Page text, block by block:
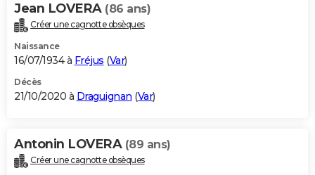
Jean LOVERA (86 ans)
Créer une cagnotte obsèques
Naissance
16/07/1934 à Fréjus (Var)
Décès
21/10/2020 à Draguignan (Var)
Antonin LOVERA (89 ans)
Créer une cagnotte obsèques